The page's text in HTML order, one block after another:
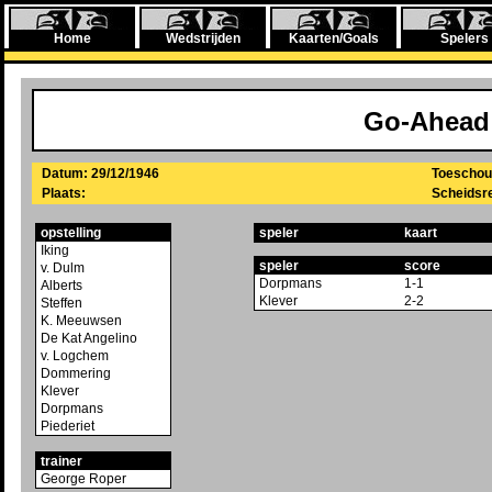
Home Wedstrijden Kaarten/Goals Spelers
Go-Ahead
Datum: 29/12/1946
Plaats:
opstelling
Iking
v. Dulm
Alberts
Steffen
K. Meeuwsen
De Kat Angelino
v. Logchem
Dommering
Klever
Dorpmans
Piederiet
trainer
George Roper
speler kaart
speler
score
Dorpmans
1-1
Klever
2-2